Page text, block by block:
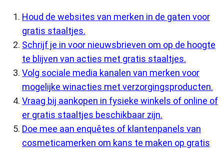
Houd de websites van merken in de gaten voor
gratis staaltjes.
Schrijf je in voor nieuwsbrieven om op de hoogte
te blijven van acties met gratis staaltjes.
Volg sociale media kanalen van merken voor
mogelijke winacties met verzorgingsproducten.
Vraag bij aankopen in fysieke winkels of online of
er gratis staaltjes beschikbaar zijn.
Doe mee aan enquêtes of klantenpanels van
cosmeticamerken om kans te maken op gratis